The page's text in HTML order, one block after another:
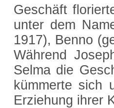
Geschäft
unter dem
1917), Benno
Während
Selma die
kümmerte sich
Erziehung ihrer